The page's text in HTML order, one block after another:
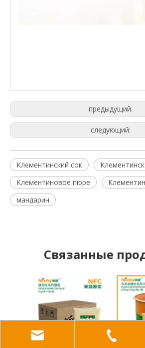
предыдущий:
следующий:
Клементинский сок
Клементиновое пюре
мандарин
Связанные